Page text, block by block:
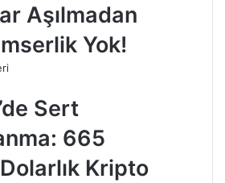
Aşılmadan
Yok!
Sert
665
Kripto